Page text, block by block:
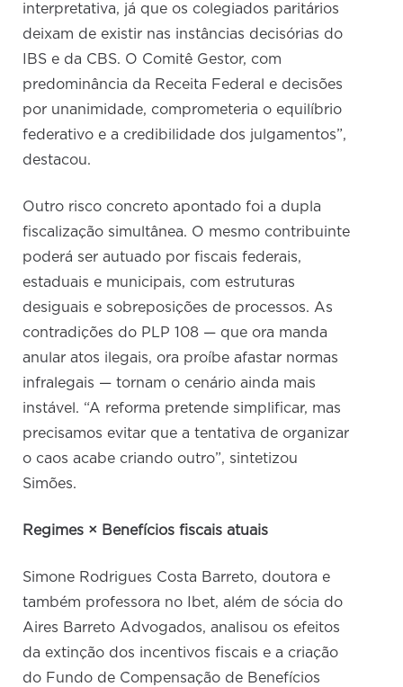
interpretativa, já que os colegiados paritários
deixam de existir nas instâncias decisórias do
IBS e da CBS. O Comitê Gestor, com
predominância da Receita Federal e decisões
por unanimidade, comprometeria o equilíbrio
federativo e a credibilidade dos julgamentos”,
destacou.
Outro risco concreto apontado foi a dupla
fiscalização simultânea. O mesmo contribuinte
poderá ser autuado por fiscais federais,
estaduais e municipais, com estruturas
desiguais e sobreposições de processos. As
contradições do PLP 108 — que ora manda
anular atos ilegais, ora proíbe afastar normas
infralegais — tornam o cenário ainda mais
instável. “A reforma pretende simplificar, mas
precisamos evitar que a tentativa de organizar
o caos acabe criando outro”, sintetizou
Simões.
Regimes × Benefícios fiscais atuais
Simone Rodrigues Costa Barreto, doutora e
também professora no Ibet, além de sócia do
Aires Barreto Advogados, analisou os efeitos
da extinção dos incentivos fiscais e a criação
do Fundo de Compensação de Benefícios